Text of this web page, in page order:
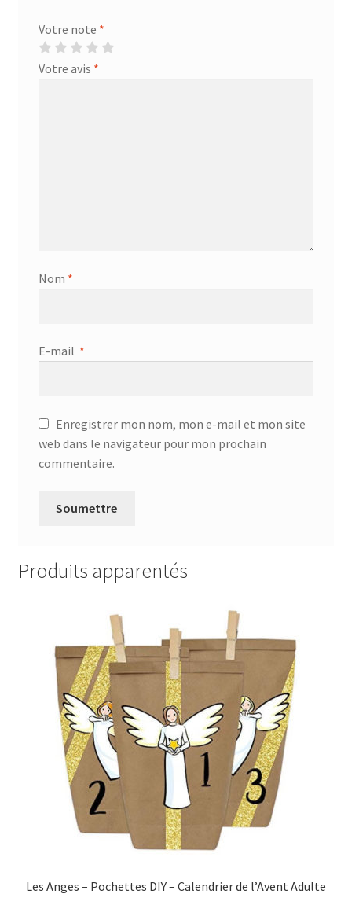
Votre note *
Votre avis *
Nom *
E-mail *
Enregistrer mon nom, mon e-mail et mon site
web dans le navigateur pour mon prochain
commentaire.
Produits apparentés
Les Anges – Pochettes DIY – Calendrier de l’Avent Adulte